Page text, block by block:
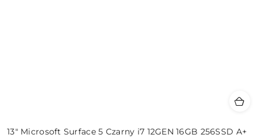
13" Microsoft Surface 5 Czarny i7 12GEN 16GB 256SSD A+